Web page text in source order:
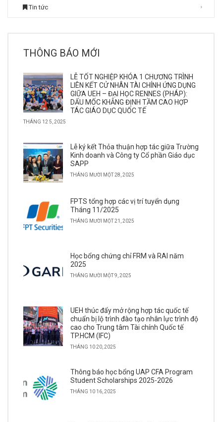
Tin tức
THÔNG BÁO MỚI
LỄ TỐT NGHIỆP KHÓA 1 CHƯƠNG TRÌNH
LIÊN KẾT CỬ NHÂN TÀI CHÍNH ỨNG DỤNG
GIỮA UEH – ĐẠI HỌC RENNES (PHÁP):
DẤU MỐC KHẲNG ĐỊNH TẦM CAO HỢP
TÁC GIÁO DỤC QUỐC TẾ
THÁNG 12 5, 2025
Lễ ký kết Thỏa thuận hợp tác giữa Trường
Kinh doanh và Công ty Cổ phần Giáo dục
SAPP
THÁNG MƯỜI MỘT 28, 2025
FPTS tổng hợp các vị trí tuyển dụng
Tháng 11/2025
THÁNG MƯỜI MỘT 21, 2025
Học bổng chứng chỉ FRM và RAI năm
2025
THÁNG MƯỜI MỘT 9, 2025
UEH thúc đẩy mở rộng hợp tác quốc tế
chuẩn bị lộ trình đào tạo nhân lực trình độ
cao cho Trung tâm Tài chính Quốc tế
TP.HCM (IFC)
THÁNG 10 20, 2025
Thông báo học bổng UAP CFA Program
Student Scholarships 2025-2026
THÁNG 10 16, 2025